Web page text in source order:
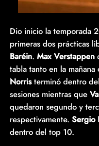
Dio inicio la temporada
primeras dos prácticas
Baréin. Max Verstappen
tabla tanto en la
Norristerminó dentro
sesiones mientras que
quedaron segundo y
respectivamente. Sergio
dentro del top 10.